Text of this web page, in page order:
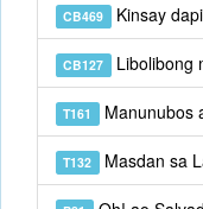
CB469 Kinsay
CB127 Libolibong
T161 Manunubos
T132 Masdan sa